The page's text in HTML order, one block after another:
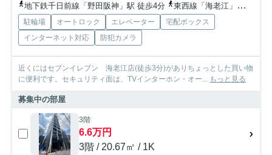
地下鉄千日前線「野田阪神」駅 徒歩4分
東西線「海老江」駅 徒歩2分
駐輪場 オートロック エレベーター
宅配ボックス
インターネット対応
防犯カメラ
近くにはセブンイレブン 海老江店(徒歩3分)がありちょっとした買い物
に便利です。セキュリティ面は、TVインターホン・オー...
もっと見る
募集中の部屋
3階
6.6万円
3階 / 20.67㎡ / 1K